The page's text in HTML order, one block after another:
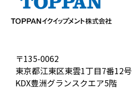
〒135-0062
東京都江東区東雲1丁目7番12号
KDX豊洲グランスクエア5階